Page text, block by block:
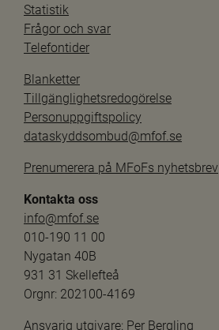
Statistik
Frågor och svar
Telefontider
Blanketter
Tillgänglighetsredogörelse
Personuppgiftspolicy
dataskyddsombud@mfof.se
Prenumerera på MFoFs nyhetsbrev
Kontakta oss
info@mfof.se
010-190 11 00
Nygatan 40B
931 31 Skellefteå
Orgnr: 202100-4169
Ansvarig utgivare: Per Bergling